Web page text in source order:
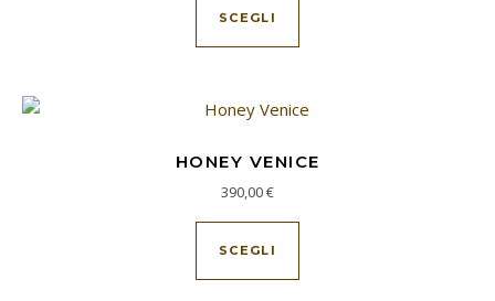
SCEGLI
HONEY VENICE
390,00€
SCEGLI
Questo prodotto ha più